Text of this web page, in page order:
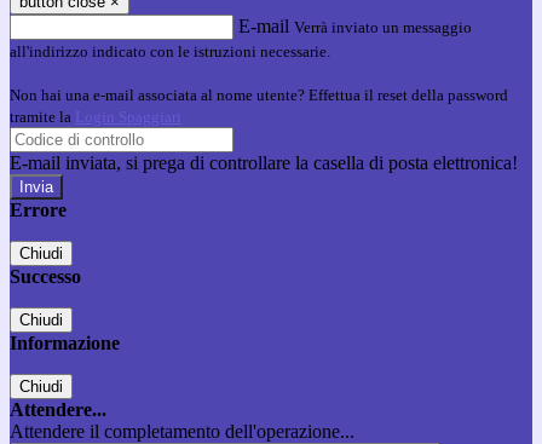
E-mail Verrà inviato un messaggio
all'indirizzo indicato con le istruzioni necessarie.
Non hai una e-mail associata al nome utente? Effettua il reset della password
tramite la Login Spaggiari
E-mail inviata, si prega di controllare la casella di posta elettronica!
Errore
Chiudi
Successo
Chiudi
Informazione
Chiudi
Attendere...
Attendere il completamento dell'operazione...